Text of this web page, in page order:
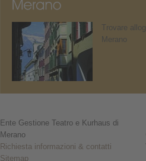
Trovare
Merano
Ente Gestione Teatro e Kurhaus di
Merano
Richiesta informazioni & contatti
Sitemap